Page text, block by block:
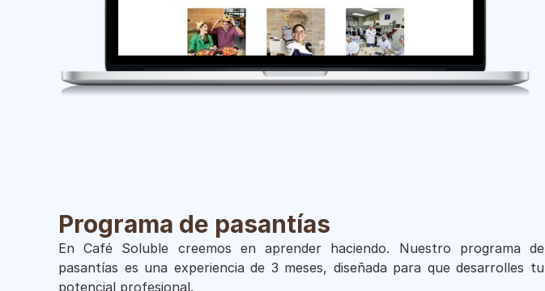
Programa de pasantías
En Café Soluble creemos en aprender haciendo. Nuestro programa de
pasantías es una experiencia de 3 meses, diseñada para que desarrolles tu
potencial profesional.